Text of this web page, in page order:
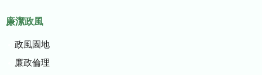
廉潔政風
政風園地
廉政倫理